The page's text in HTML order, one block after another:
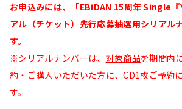
お申込みには、「EBiDAN 15周年 Single『
アル（チケット）先行応募抽選用シリアル
す。
※シリアルナンバーは、 対象商品を期間内
約・ご購入いただいた方に、CD1枚ご予約
す。